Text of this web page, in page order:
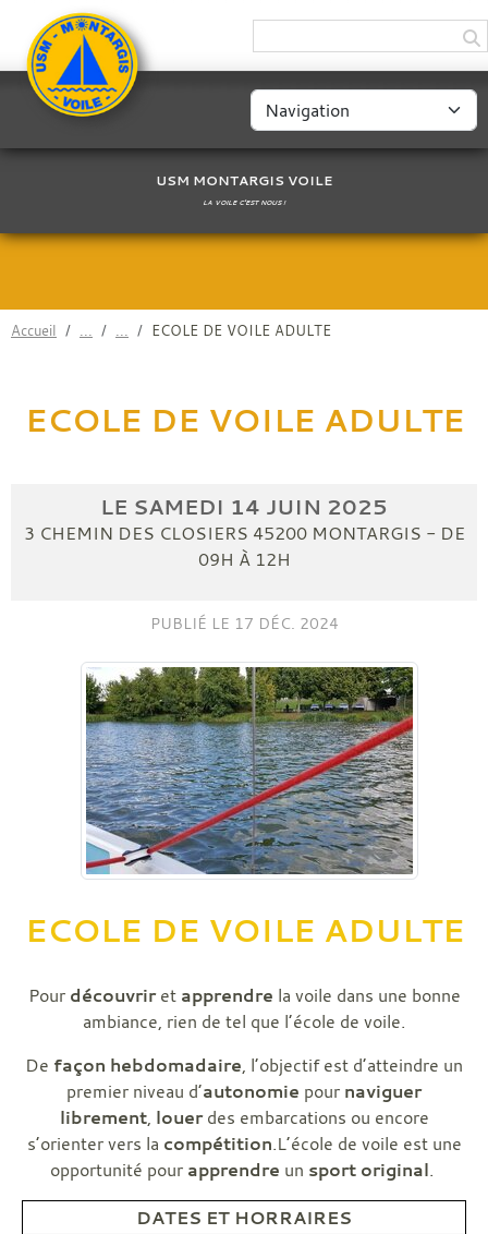
USM MONTARGIS VOILE
LA VOILE C'EST NOUS !
Accueil ECOLE DE VOILE ADULTE
ECOLE DE VOILE ADULTE
LE SAMEDI 14 JUIN 2025
3 CHEMIN DES CLOSIERS 45200 MONTARGIS - DE
09H À 12H
PUBLIÉ LE 17 DÉC. 2024
ECOLE DE VOILE ADULTE
Pour découvriret apprendre la voile dans une bonne
ambiance, rien de tel que l’école de voile.
De façon hebdomadaire, l’objectif est d’atteindre un
premier niveau d’autonomie pour naviguer
librement, louerdes embarcations ou encore
s’orienter vers la compétition.L’école de voile est une
opportunité pour apprendre un sport original.
DATES ET HORRAIRES
Panneau de gestion des cookies